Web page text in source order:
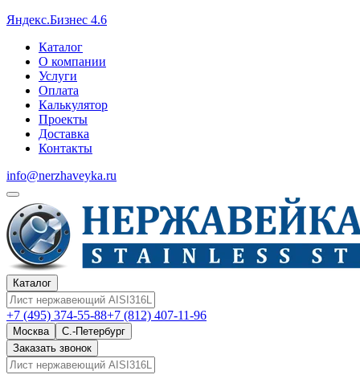
Яндекс.Бизнес 4.6
Каталог
О компании
Услуги
Оплата
Калькулятор
Проекты
Доставка
Контакты
info@nerzhaveyka.ru
Каталог
+7 (495) 374-55-88+7 (812) 407-11-96
Москва
С.-Петербург
Заказать звонок